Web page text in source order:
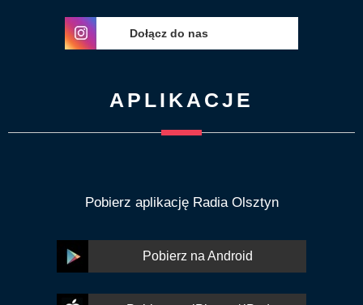
Dołącz do nas
APLIKACJE
Pobierz aplikację Radia Olsztyn
Pobierz na Android